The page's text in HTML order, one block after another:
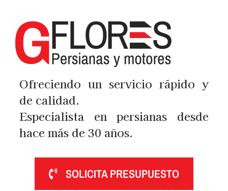
Ofreciendo un servicio rápido y
de calidad.
Especialista en persianas desde
hace más de 30 años.
SOLICITA PRESUPUESTO